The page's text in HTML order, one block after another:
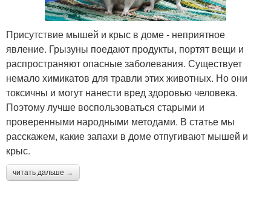
Присутствие мышей и крыс в доме - неприятное
явление. Грызуны поедают продукты, портят вещи и
распространяют опасные заболевания. Существует
немало химикатов для травли этих животных. Но они
токсичны и могут нанести вред здоровью человека.
Поэтому лучше воспользоваться старыми и
проверенными народными методами. В статье мы
расскажем, какие запахи в доме отпугивают мышей и
крыс.
читать дальше →